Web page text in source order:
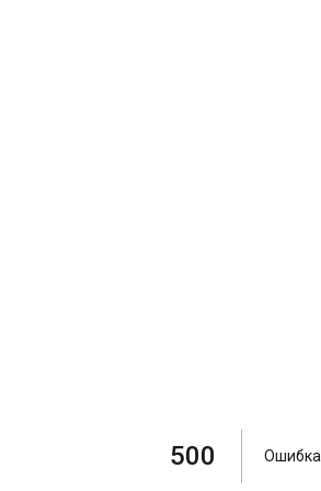
500 Ошибка